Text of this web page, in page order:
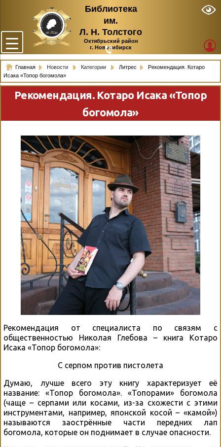
Библиотека
им.
Л. Н. Толстого
Октябрьский район
г. Новосибирск
Главная Новости Категории Литрес
Рекомендация. Котаро
Исака «Топор богомола»
Рекомендация. Котаро Исака «Топор
богомола»
Рекомендация от специалиста по связям с
общественностью Николая Глебова – книга Котаро
Исака «Топор богомола»:
С серпом против пистолета
Думаю, лучше всего эту книгу характеризует её
название: «Топор богомола». «Топорами» богомола
(чаще – серпами или косами, из-за схожести с этими
инструментами, например, японской косой – «камой»)
называются заострённые части передних лап
богомола, которые он поднимает в случае опасности.